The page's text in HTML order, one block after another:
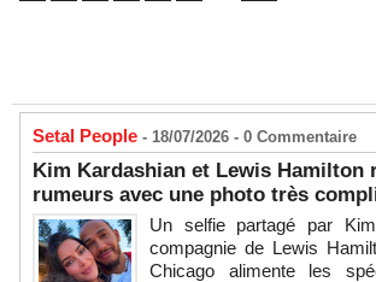
Setal People - 18/07/2026 - 0 Commentaire
Kim Kardashian et Lewis Hamilton
rumeurs avec une photo très
Un selfie partagé par
compagnie de Lewis
Chicago alimente les